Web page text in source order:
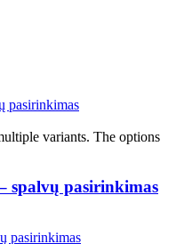
variants. The options
spalvų pasirinkimas